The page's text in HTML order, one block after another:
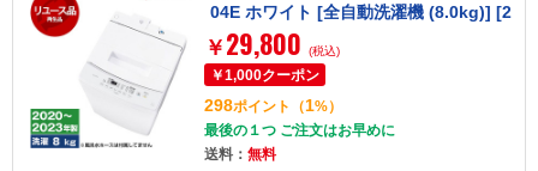
04E ホワイト [全自動洗濯機 (8.0kg)] [2
020～2023年製]
￥ 29,800 (税込)
298ポイント （1%）
最後の１つ ご注文はお早めに
送料： 無料